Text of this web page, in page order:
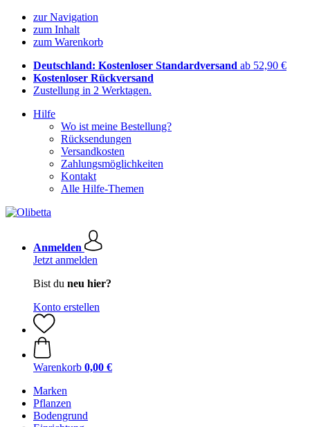
zur Navigation
zum Inhalt
zum Warenkorb
Deutschland: Kostenloser Standardversand ab 52,90 €
Kostenloser Rückversand
Zustellung in 2 Werktagen.
Hilfe
Wo ist meine Bestellung?
Rücksendungen
Versandkosten
Zahlungsmöglichkeiten
Kontakt
Alle Hilfe-Themen
Anmelden
Jetzt anmelden
Bist du neu hier?
Konto erstellen
Warenkorb 0,00 €
Marken
Pflanzen
Bodengrund